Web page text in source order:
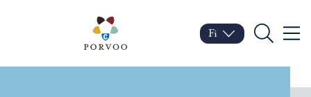
Porvoo – Siirry
Vaihda kieltä
Nykyinen kieli: Suomi
Fi
Hae